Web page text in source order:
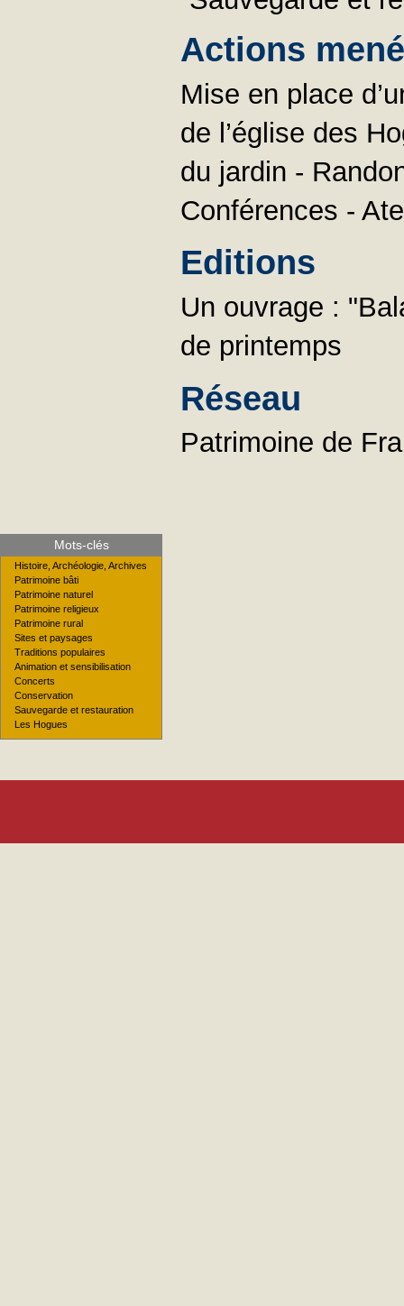
Actions
Mise en place
de l’église des
du jardin -
Conférences -
Editions
Un ouvrage :
de printemps
Réseau
Patrimoine de
Mots-clés
Histoire, Archéologie, Archives
Patrimoine bâti
Patrimoine naturel
Patrimoine religieux
Patrimoine rural
Sites et paysages
Traditions populaires
Animation et sensibilisation
Concerts
Conservation
Sauvegarde et restauration
Les Hogues